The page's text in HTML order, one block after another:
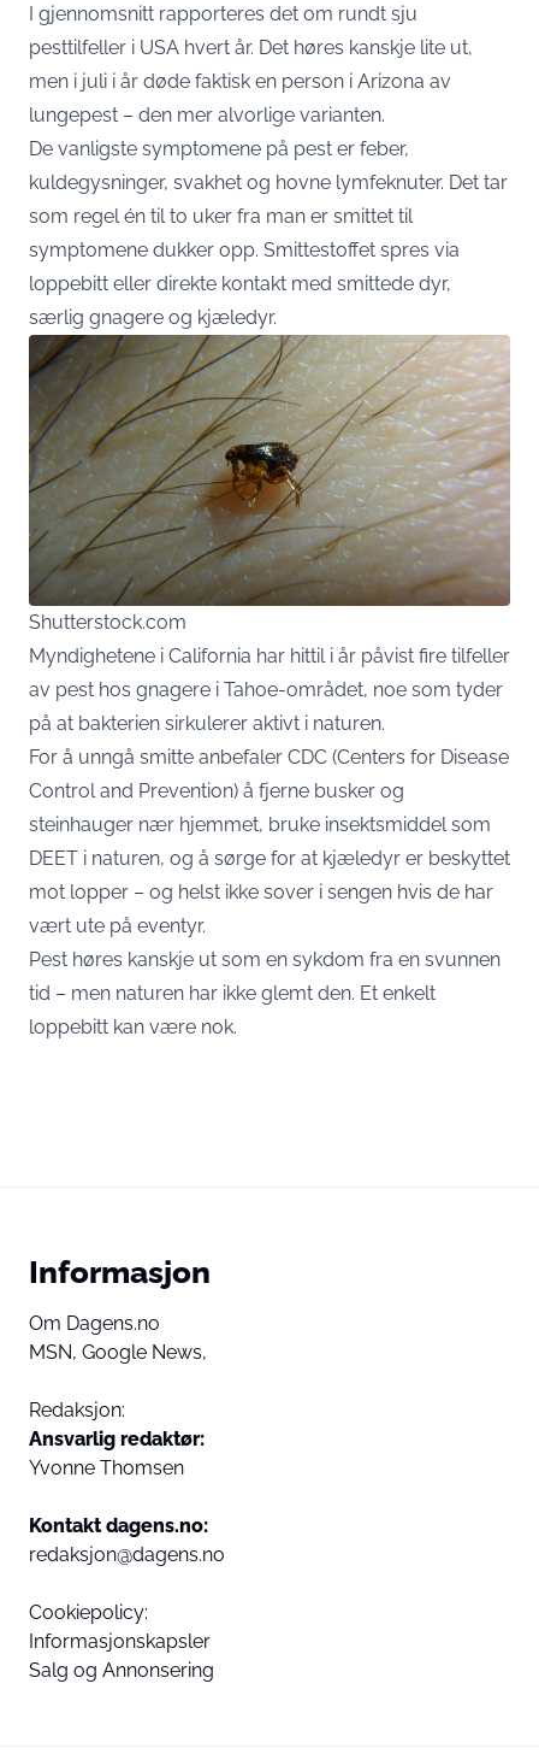
I gjennomsnitt rapporteres det om rundt sju
pesttilfeller i USA hvert år. Det høres kanskje lite ut,
men i juli i år døde faktisk en person i Arizona av
lungepest – den mer alvorlige varianten.
De vanligste symptomene på pest er feber,
kuldegysninger, svakhet og hovne lymfeknuter. Det tar
som regel én til to uker fra man er smittet til
symptomene dukker opp. Smittestoffet spres via
loppebitt eller direkte kontakt med smittede dyr,
særlig gnagere og kjæledyr.
Shutterstock.com
Myndighetene i California har hittil i år påvist fire tilfeller
av pest hos gnagere i Tahoe-området, noe som tyder
på at bakterien sirkulerer aktivt i naturen.
For å unngå smitte anbefaler CDC (Centers for Disease
Control and Prevention) å fjerne busker og
steinhauger nær hjemmet, bruke insektsmiddel som
DEET i naturen, og å sørge for at kjæledyr er beskyttet
mot lopper – og helst ikke sover i sengen hvis de har
vært ute på eventyr.
Pest høres kanskje ut som en sykdom fra en svunnen
tid – men naturen har ikke glemt den. Et enkelt
loppebitt kan være nok.
Informasjon
Om Dagens.no
MSN, Google News,
Redaksjon:
Ansvarlig redaktør:
Yvonne Thomsen
Kontakt dagens.no:
redaksjon@dagens.no
Cookiepolicy:
Informasjonskapsler
Salg og Annonsering